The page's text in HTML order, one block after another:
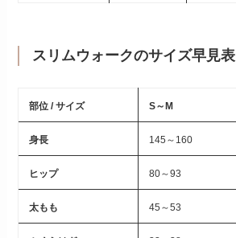
スリムウォークのサイズ早見表
部位 / サイズ S～M
身長 145～160
ヒップ 80～93
太もも 45～53